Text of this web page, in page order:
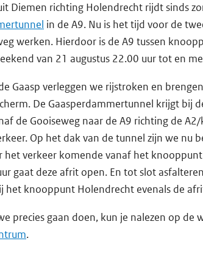
Diemen richting Holendrecht rijdt sinds
in de A9. Nu is het tijd voor de
werken. Hierdoor is de A9 tussen
van 21 augustus 22.00 uur tot en
Gaasp verleggen we rijstroken en
De Gaasperdammertunnel krijgt bij
de Gooiseweg naar de A9 richting de
Op het dak van de tunnel zijn we nu
het verkeer komende vanaf het
gaat deze afrit open. En tot slot
het knooppunt Holendrecht evenals de
precies gaan doen, kun je nalezen op de
.